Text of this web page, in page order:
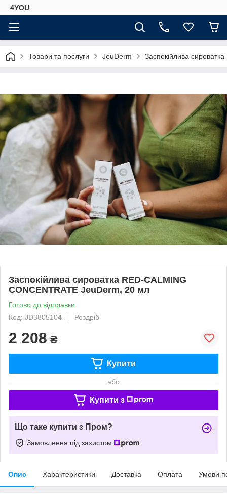
4YOU
Товари та послуги JeuDerm Заспокійлива
Заспокійлива сироватка RED-CALMING
CONCENTRATE JeuDerm, 20 мл
Готово до відправки
Код: JD3805104
Роздріб
2 208 ₴
Купити
або
Купити з
Що таке купити з Пром?
Замовлення під захистом
Опис Характеристики Доставка Оплата Умови